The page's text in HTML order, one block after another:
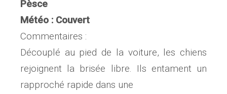
Pèsce
Météo : Couvert
Commentaires :
Découplé au pied de la voiture, les chiens
rejoignent la brisée libre. Ils entament un
rapproché rapide dans une